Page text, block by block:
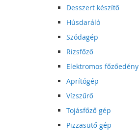
Desszert készítő
Húsdaráló
Szódagép
Rizsfőző
Elektromos főzőedény
Aprítógép
Vízszűrő
Tojásfőző gép
Pizzasütő gép